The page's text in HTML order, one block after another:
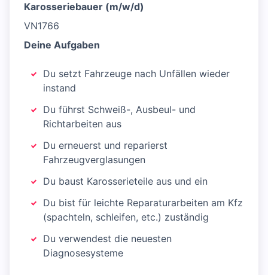
Karosseriebauer (m/w/d)
VN1766
Deine Aufgaben
Du setzt Fahrzeuge nach Unfällen wieder
instand
Du führst Schweiß-, Ausbeul- und
Richtarbeiten aus
Du erneuerst und reparierst
Fahrzeugverglasungen
Du baust Karosserieteile aus und ein
Du bist für leichte Reparaturarbeiten am Kfz
(spachteln, schleifen, etc.) zuständig
Du verwendest die neuesten
Diagnosesysteme